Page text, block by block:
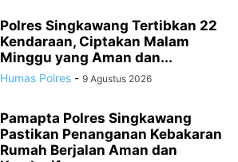
Polres Singkawang Tertibkan 22
Kendaraan, Ciptakan Malam
Minggu yang Aman dan...
Humas Polres - 9 Agustus 2026
Pamapta Polres Singkawang
Pastikan Penanganan Kebakaran
Rumah Berjalan Aman dan